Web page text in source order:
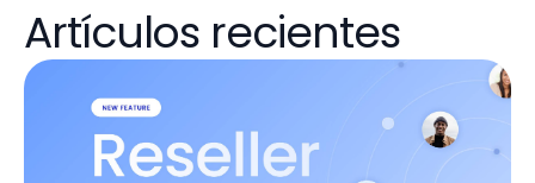
Artículos recientes